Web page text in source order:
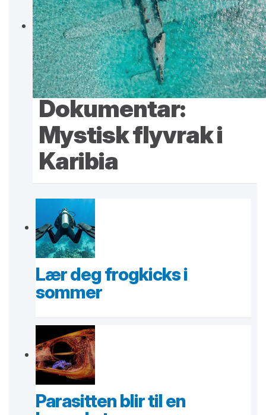
Dokumentar:
Mystisk flyvrak i
Karibia
Lær deg frogkicks i
sommer
Parasitten blir til en